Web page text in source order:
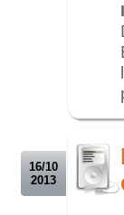
16/10
2013